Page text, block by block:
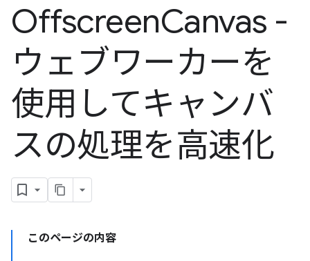
OffscreenCanvas -
ウェブワーカーを
使用してキャンバ
スの処理を高速化
このページの内容